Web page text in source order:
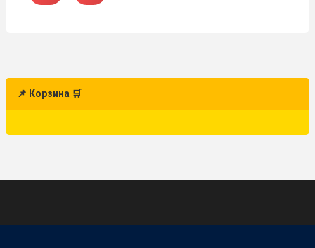
📌 Корзина 🛒